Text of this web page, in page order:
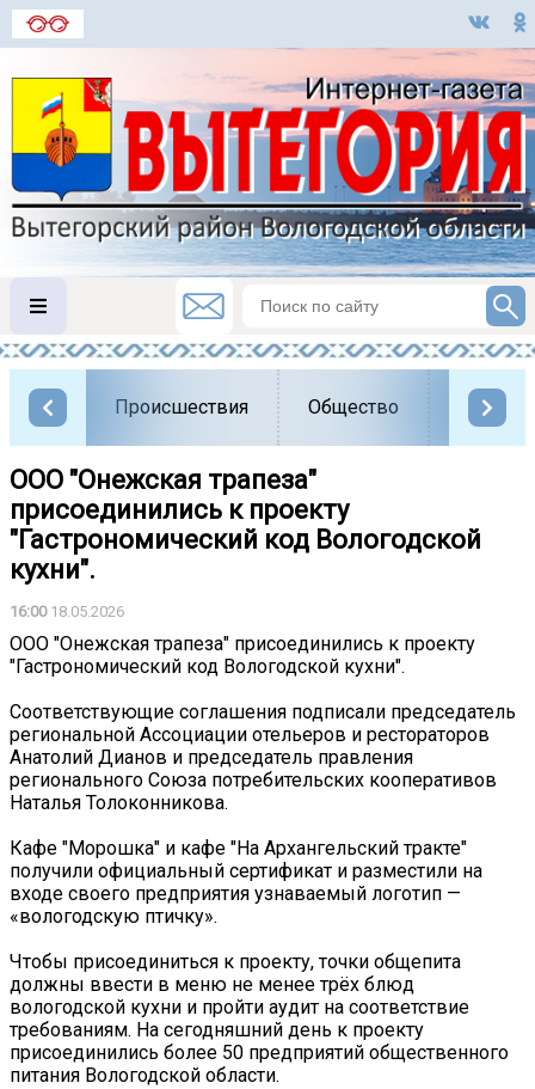
Происшествия Общество Власть
ООО "Онежская трапеза"
присоединились к проекту
"Гастрономический код Вологодской
кухни".
16:0018.05.2026
ООО "Онежская трапеза" присоединились к проекту
"Гастрономический код Вологодской кухни".
Соответствующие соглашения подписали председатель
региональной Ассоциации отельеров и рестораторов
Анатолий Дианов и председатель правления
регионального Союза потребительских кооперативов
Наталья Толоконникова.
️Кафе "Морошка" и кафе "На Архангельский тракте"
получили официальный сертификат и разместили на
входе своего предприятия узнаваемый логотип —
«вологодскую птичку».
Чтобы присоединиться к проекту, точки общепита
должны ввести в меню не менее трёх блюд
вологодской кухни и пройти аудит на соответствие
требованиям. На сегодняшний день к проекту
присоединились более 50 предприятий общественного
питания Вологодской области.